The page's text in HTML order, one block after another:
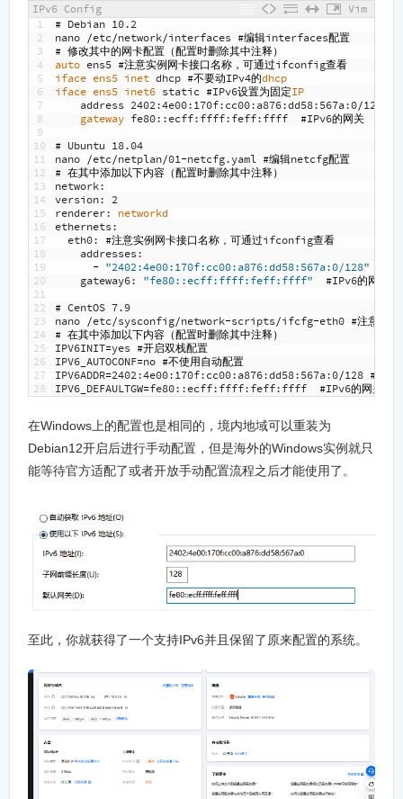
IPv6 Config
Vim
1
2
3
4
5
6
7
8
9
10
11
12
13
14
15
16
17
18
19
20
21
22
23
24
25
26
27
28
# Debian 10.2
nano /etc/network/interfaces #编辑interfaces配置
# 修改其中的网卡配置（配置时删除其中注释）
auto ens5 #注意实例网卡接口名称，可通过ifconfig查看
iface ens5 inet dhcp #不要动IPv4的dhcp
iface ens5 inet6 static #IPv6设置为固定IP
address 2402:4e00:170f:cc00:a876:dd58:567a:0/128
gateway fe80: :ecff:ffff:feff:ffff #IPv6的网关
# Ubuntu 18.04
nano /etc/netplan/01-netcfg.yaml #编辑netcfg配置
# 在其中添加以下内容（配置时删除其中注释）
network:
version: 2
renderer: networkd
ethernets:
eth0: #注意实例网卡接口名称，可通过ifconfig查看
addresses:
- "2402:4e00:170f:cc00:a876:dd58:567a:0/128"
gateway6: "fe80::ecff:ffff:feff:ffff" #IPv6的网关
# CentOS 7.9
nano /etc/sysconfig/network-scripts/ifcfg-eth0 #注意实
# 在其中添加以下内容（配置时删除其中注释）
IPV6INIT=yes #开启双栈配置
IPV6_AUTOCONF=no #不使用自动配置
IPV6ADDR=2402:4e00:170f:cc00:a876:dd58:567a:0/128 #此处
IPV6_DEFAULTGW=fe80: :ecff:ffff:feff:ffff #IPv6的网关
在Windows上的配置也是相同的，境内地域可以重装为
Debian12开启后进行手动配置，但是海外的Windows实例就只
能等待官方适配了或者开放手动配置流程之后才能使用了。
至此，你就获得了一个支持IPv6并且保留了原来配置的系统。